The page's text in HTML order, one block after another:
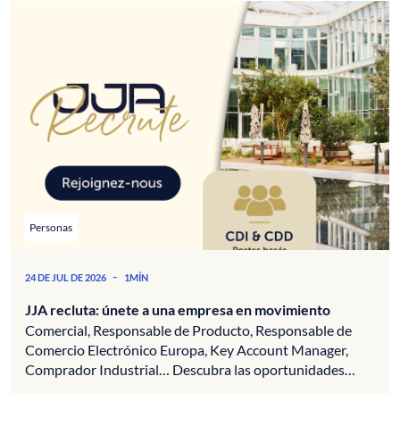
Personas
24 DE JUL DE 2026 - 1MÍN
JJA recluta: únete a una empresa en movimiento
Comercial, Responsable de Producto, Responsable de
Comercio Electrónico Europa, Key Account Manager,
Comprador Industrial… Descubra las oportunidades